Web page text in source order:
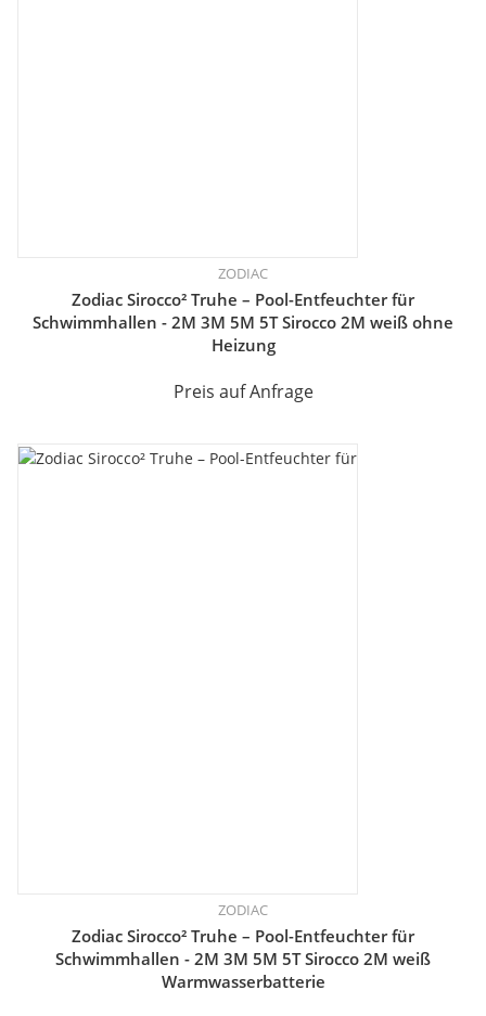
ZODIAC
Zodiac Sirocco² Truhe – Pool-Entfeuchter für
Schwimmhallen - 2M 3M 5M 5T Sirocco 2M weiß ohne
Heizung
Preis auf Anfrage
ZODIAC
Zodiac Sirocco² Truhe – Pool-Entfeuchter für
Schwimmhallen - 2M 3M 5M 5T Sirocco 2M weiß
Warmwasserbatterie